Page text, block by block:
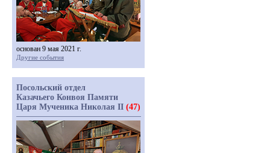
основан 9 мая 2021 г.
Другие события
Посольский отдел
Казачьего Конвоя Памяти
Царя Мученика Николая II (47)